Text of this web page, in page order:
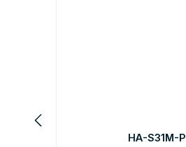
HA-S31M-P